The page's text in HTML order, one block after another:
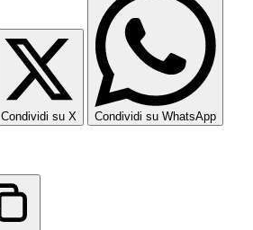
Condividi su X Condividi su WhatsApp